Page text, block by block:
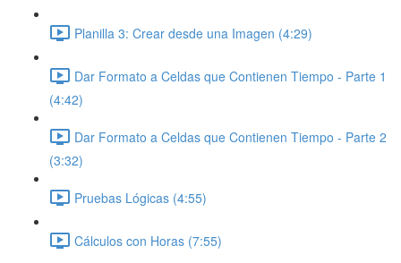
Planilla 3: Crear desde una Imagen (4:29)
Dar Formato a Celdas que Contienen Tiempo - Parte 1
(4:42)
Dar Formato a Celdas que Contienen Tiempo - Parte 2
(3:32)
Pruebas Lógicas (4:55)
Cálculos con Horas (7:55)